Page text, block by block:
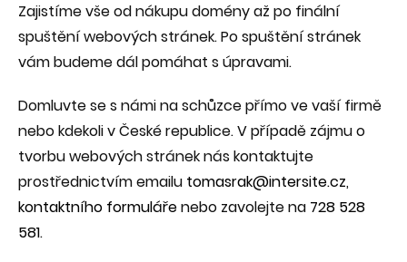
Zajistíme vše od nákupu domény až po finální
spuštění webových stránek. Po spuštění stránek
vám budeme dál pomáhat s úpravami.
Domluvte se s námi na schůzce přímo ve vaší firmě
nebo kdekoli v České republice. V případě zájmu o
tvorbu webových stránek nás kontaktujte
prostřednictvím emailu tomasrak@intersite.cz,
kontaktního formulářenebo zavolejte na 728 528
581.